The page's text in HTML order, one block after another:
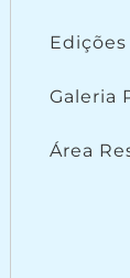
Galeria
Área